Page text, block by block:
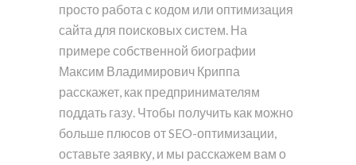
просто работа с кодом или оптимизация
сайта для поисковых систем. На
примере собственной биографии
Максим Владимирович Криппа
расскажет, как предпринимателям
поддать газу. Чтобы получить как можно
больше плюсов от SEO-оптимизации,
оставьте заявку, и мы расскажем вам о